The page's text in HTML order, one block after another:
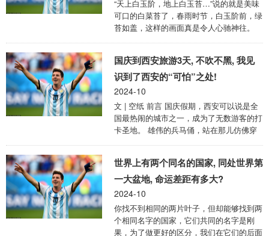
剧并担任监制，高虎执导，魏翔、王智、岳
亮领衔主演，韩笑、建康、刘沐琪、刘斯
博、刘雪涛、于白水、张恒瑞主演，艾伦、
王子异、周大勇特别出演，于洋、马旭东、
大 ...
“天上白玉阶，地上白玉苔…”说的就是美味
可口的白菜苔了，春雨时节，白玉阶前，绿
苔如盖，这样的画面真是令人心驰神往。
苔就已经被网友们称为“头茬赛人参”，不仅
味道鲜美，更是保肝补钙、润肠通便的“上
上之选”。 01.中老年人，2月份要多吃“头茬
赛人参” 头茬白菜苔和人参同样名贵，时至
今日，它的身价已经飙涨到了每斤30元的价
格，白菜苔为何能卖这么贵？还不是因为它
的营养价值比普通蔬菜高出许多。 (一)白菜
苔营养高，保肝补钙一手 ...
国庆到西安旅游3天, 不吹不黑, 我见
识到了西安的“可怕”之处!
2024-10
文 | 空纸 前言 国庆假期，西安可以说是全
国最热闹的城市之一，成为了无数游客的打
卡圣地。 雄伟的兵马俑，站在那儿仿佛穿
声鼎沸的回民街，各种美食的香气让人忍不
住垂涎欲滴。 每每想到这些，心中就充满
了期待，恨不得立刻融入进这座中国历史底
蕴最为浓郁的古都。 然而，当我真正踏上
这片土地时，却不禁发出感叹，西安实在是
太“可怕”了！ 西安处处是景点 西安的景
世界上有两个同名的国家, 同处世界第
一大盆地, 命运差距有多大?
2024-10
你找不到相同的两片叶子，但却能够找到两
个相同名字的国家，它们共同的名字是刚
果，为了做更好的区分，我们在它们的后面